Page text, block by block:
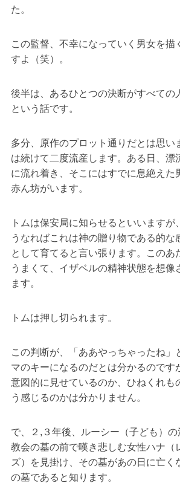
た。
この監督、不幸になっていく男女を描
すよ（笑）。
後半は、あるひとつの決断がすべての
という話です。
多分、原作のプロット通りだとは思い
は続けて二度流産します。ある日、漂
に流れ着き、そこにはすでに息絶えた
赤ん坊がいます。
トムは保安局に知らせるといいますが
うなればこれは神の贈り物である的な
として育てると言い張ります。このあ
うまくて、イザベルの精神状態を想像
ます。
トムは押し切られます。
この判断が、「ああやっちゃったね」
マのキーになるのだとは分かるのです
意図的に見せているのか、ひねくれも
う感じるのかは分かりません。
で、２,３年後、ルーシー（子ども）
教会の墓の前で嘆き悲しむ女性ハナ（
ズ）を見掛け、その墓があの日に亡く
の墓であると知ります。